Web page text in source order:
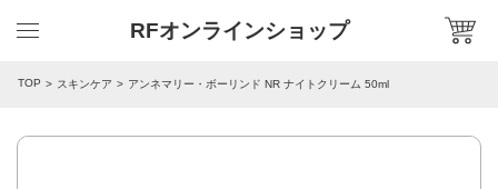
RFオンラインショップ
TOP スキンケア アンネマリー・ボーリンド NR ナイトクリーム 50ml